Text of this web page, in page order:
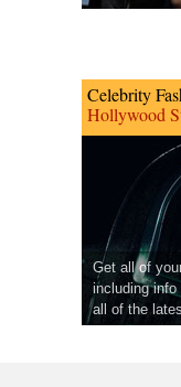
Celebrity
Hollywood
Get all of
including
all of the